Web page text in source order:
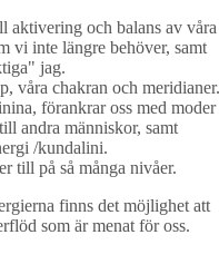
och balans av våra
vi inte längre behöver, samt
jag.
våra chakran och meridianer.
förankrar oss med moder
andra människor, samt
/kundalini.
till på så många nivåer.
finns det möjlighet att
som är menat för oss.